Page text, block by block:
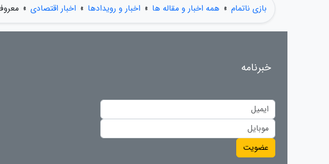
بازی ناتمام » همه اخبار و مقاله ها » اخبار و رویدادها » اخبار اقتصادی »
خبرنامه
عضویت